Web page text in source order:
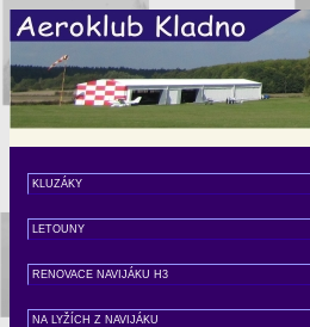
KLUZÁKY
LETOUNY
RENOVACE NAVIJÁKU H3
NA LYŽÍCH Z NAVIJÁKU